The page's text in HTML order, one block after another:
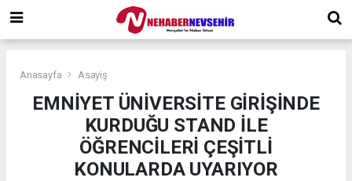
Anasayfa Asayiş
EMNİYET ÜNİVERSİTE GİRİŞİNDE
KURDUĞU STAND İLE
ÖĞRENCİLERİ ÇEŞİTLİ
KONULARDA UYARIYOR